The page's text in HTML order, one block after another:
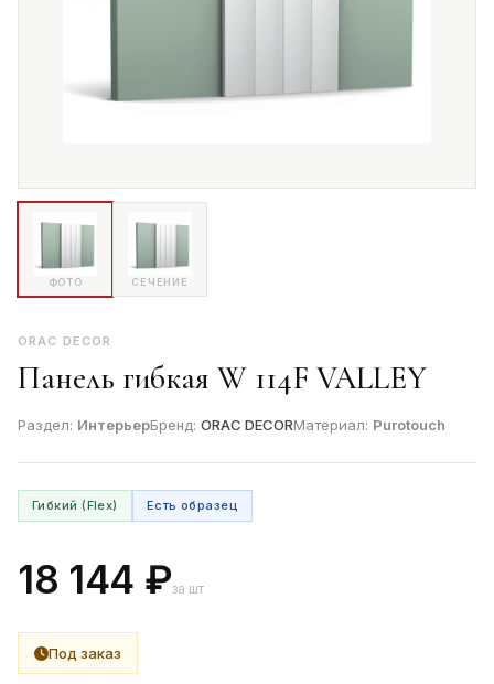
ФОТО СЕЧЕНИЕ
ORAC DECOR
Панель гибкая W 114F VALLEY
Раздел: ИнтерьерБренд: ORAC DECORМатериал: Purotouch
Гибкий (Flex) Есть образец
18 144 ₽за шт
Под заказ